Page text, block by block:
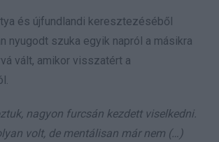
és újfundlandi keresztezéséből
nyugodt szuka egyik napról a másikra
vált, amikor visszatért a
nagyon furcsán kezdett viselkedni.
volt, de mentálisan már nem (…)